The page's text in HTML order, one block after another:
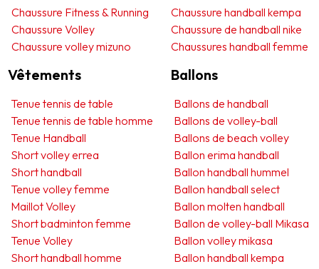
Chaussure Fitness & Running
Chaussure Volley
Chaussure volley mizuno
Chaussure handball kempa
Chaussure de handball nike
Chaussures handball femme
Vêtements
Tenue tennis de table
Tenue tennis de table homme
Tenue Handball
Short volley errea
Short handball
Tenue volley femme
Maillot Volley
Short badminton femme
Tenue Volley
Short handball homme
Ballons
Ballons de handball
Ballons de volley-ball
Ballons de beach volley
Ballon erima handball
Ballon handball hummel
Ballon handball select
Ballon molten handball
Ballon de volley-ball Mikasa
Ballon volley mikasa
Ballon handball kempa